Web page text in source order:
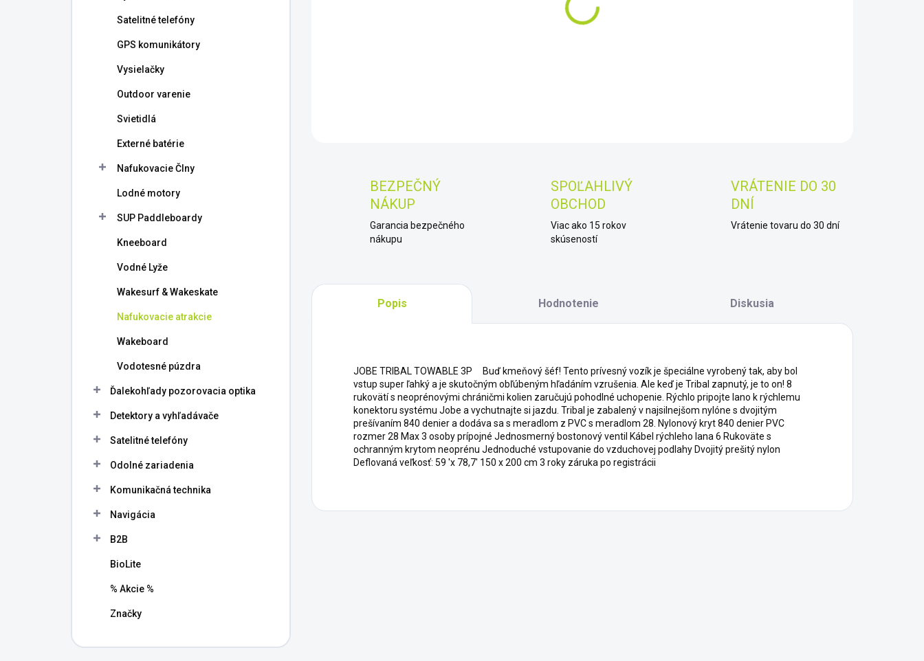
Satelitné telefóny
GPS komunikátory
Vysielačky
Outdoor varenie
Svietidlá
Externé batérie
Nafukovacie Člny
Lodné motory
SUP Paddleboardy
Kneeboard
Vodné Lyže
Wakesurf & Wakeskate
Nafukovacie atrakcie
Wakeboard
Vodotesné púzdra
Ďalekohľady pozorovacia optika
Detektory a vyhľadávače
Satelitné telefóny
Odolné zariadenia
Komunikačná technika
Navigácia
B2B
BioLite
% Akcie %
Značky
BEZPEČNÝ
NÁKUP
Garancia bezpečného
nákupu
SPOĽAHLIVÝ
OBCHOD
Viac ako 15 rokov
skúseností
VRÁTENIE DO 30
DNÍ
Vrátenie tovaru do 30 dní
Popis Hodnotenie Diskusia
JOBE TRIBAL TOWABLE 3P Buď kmeňový šéf! Tento prívesný vozík je špeciálne vyrobený tak, aby bol
vstup super ľahký a je skutočným obľúbeným hľadáním vzrušenia. Ale keď je Tribal zapnutý, je to on! 8
rukovätí s neoprénovými chráničmi kolien zaručujú pohodlné uchopenie. Rýchlo pripojte lano k rýchlemu
konektoru systému Jobe a vychutnajte si jazdu. Tribal je zabalený v najsilnejšom nylóne s dvojitým
prešívaním 840 denier a dodáva sa s meradlom z PVC s meradlom 28. Nylonový kryt 840 denier PVC
rozmer 28 Max 3 osoby prípojné Jednosmerný bostonový ventil Kábel rýchleho lana 6 Rukoväte s
ochranným krytom neoprénu Jednoduché vstupovanie do vzduchovej podlahy Dvojitý prešitý nylon
Deflovaná veľkosť: 59 'x 78,7' 150 x 200 cm 3 roky záruka po registrácii